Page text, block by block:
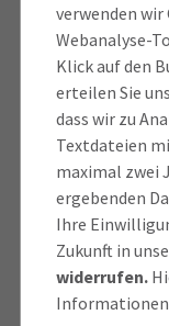
verwenden wir
Webanalyse-
Klick auf den
erteilen Sie
dass wir zu
Textdateien
maximal zwei
ergebenden
Ihre
Zukunft in
widerrufen.
die meisten
durchstarten
deren
Schließungen
benötigen auch
Verlängerung
Neustarthilfe
wichtiges
Bund muss
notwendigen